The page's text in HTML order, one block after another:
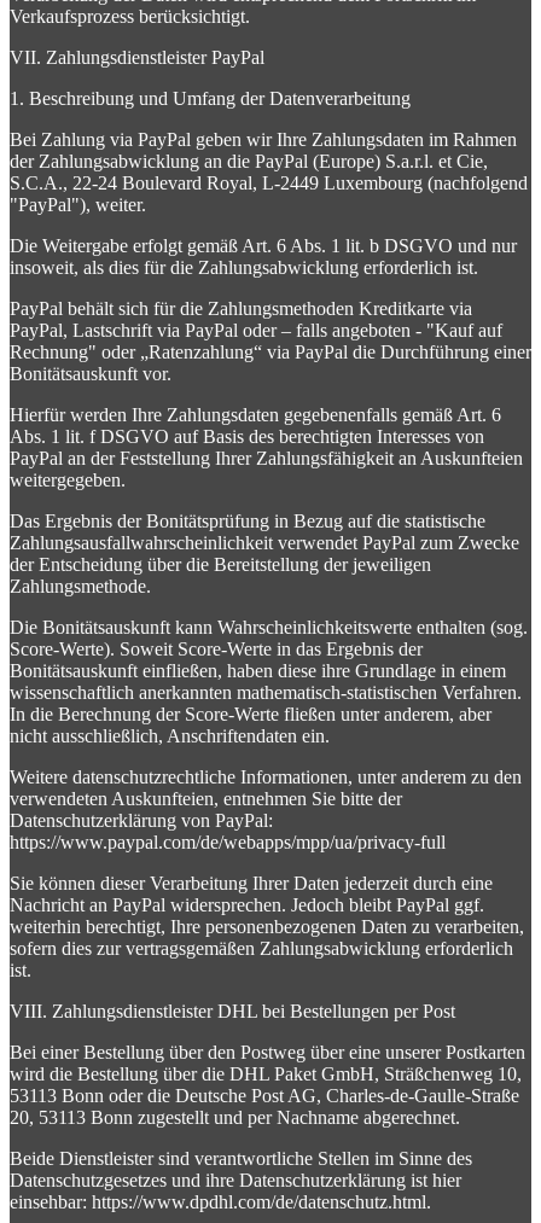
Verkaufsprozess berücksichtigt.
VII. Zahlungsdienstleister PayPal
1. Beschreibung und Umfang der Datenverarbeitung
Bei Zahlung via PayPal geben wir Ihre Zahlungsdaten im Rahmen
der Zahlungsabwicklung an die PayPal (Europe) S.a.r.l. et Cie,
S.C.A., 22-24 Boulevard Royal, L-2449 Luxembourg (nachfolgend
"PayPal"), weiter.
Die Weitergabe erfolgt gemäß Art. 6 Abs. 1 lit. b DSGVO und nur
insoweit, als dies für die Zahlungsabwicklung erforderlich ist.
PayPal behält sich für die Zahlungsmethoden Kreditkarte via
PayPal, Lastschrift via PayPal oder – falls angeboten - "Kauf auf
Rechnung" oder „Ratenzahlung“ via PayPal die Durchführung einer
Bonitätsauskunft vor.
Hierfür werden Ihre Zahlungsdaten gegebenenfalls gemäß Art. 6
Abs. 1 lit. f DSGVO auf Basis des berechtigten Interesses von
PayPal an der Feststellung Ihrer Zahlungsfähigkeit an Auskunfteien
weitergegeben.
Das Ergebnis der Bonitätsprüfung in Bezug auf die statistische
Zahlungsausfallwahrscheinlichkeit verwendet PayPal zum Zwecke
der Entscheidung über die Bereitstellung der jeweiligen
Zahlungsmethode.
Die Bonitätsauskunft kann Wahrscheinlichkeitswerte enthalten (sog.
Score-Werte). Soweit Score-Werte in das Ergebnis der
Bonitätsauskunft einfließen, haben diese ihre Grundlage in einem
wissenschaftlich anerkannten mathematisch-statistischen Verfahren.
In die Berechnung der Score-Werte fließen unter anderem, aber
nicht ausschließlich, Anschriftendaten ein.
Weitere datenschutzrechtliche Informationen, unter anderem zu den
verwendeten Auskunfteien, entnehmen Sie bitte der
Datenschutzerklärung von PayPal:
https://www.paypal.com/de/webapps/mpp/ua/privacy-full
Sie können dieser Verarbeitung Ihrer Daten jederzeit durch eine
Nachricht an PayPal widersprechen. Jedoch bleibt PayPal ggf.
weiterhin berechtigt, Ihre personenbezogenen Daten zu verarbeiten,
sofern dies zur vertragsgemäßen Zahlungsabwicklung erforderlich
ist.
VIII. Zahlungsdienstleister DHL bei Bestellungen per Post
Bei einer Bestellung über den Postweg über eine unserer Postkarten
wird die Bestellung über die DHL Paket GmbH, Sträßchenweg 10,
53113 Bonn oder die Deutsche Post AG, Charles-de-Gaulle-Straße
20, 53113 Bonn zugestellt und per Nachname abgerechnet.
Beide Dienstleister sind verantwortliche Stellen im Sinne des
Datenschutzgesetzes und ihre Datenschutzerklärung ist hier
einsehbar: https://www.dpdhl.com/de/datenschutz.html.